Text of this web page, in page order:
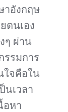
าอังกฤษ
ตนเอง
ๆ ผ่าน
รรมการ
ใจคือใน
นเวลา
อหา